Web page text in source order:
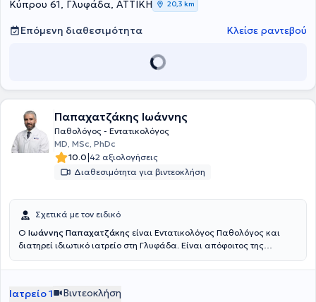
με την νοσηλεία των ασθενών στο νοσοκομείο ή με την κατ οίκον
των περιστατικών. Θεωρεί την πρόληψη μείζον συστατικό της
ιατρικής πράξης, για αυτό και παντα αφιερώνει χρόνο για την
εύληπτη καθοδήγηση των εξεταζόμενων στα σχετικά ζητήματα.
Κύπρου 61, Γλυφάδα, ΑΤΤΙΚΗ 20,3 km
Επόμενη διαθεσιμότητα Κλείσε ραντεβού
Παπαχατζάκης Ιωάννης
Παθολόγος - Εντατικολόγος
MD, MSc, PhDc
10.0|42 αξιολογήσεις
Διαθεσιμότητα για βιντεοκλήση
Σχετικά με τον ειδικό
Ο Ιωάννης Παπαχατζάκης είναι Εντατικολόγος Παθολόγος και
διατηρεί ιδιωτικό ιατρείο στη Γλυφάδα. Είναι απόφοιτος της
Εσωτερική Παθολογία με μεταπτυχιακές σπουδές και υποψήφιος
Hospital Center.
Ιατρείο 1 Βιντεοκλήση